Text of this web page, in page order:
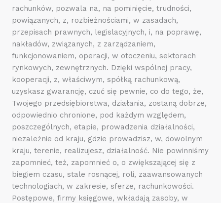
rachunków, pozwala na, na pominięcie, trudności,
powiązanych, z, rozbieżnościami, w zasadach,
przepisach prawnych, legislacyjnych, i, na poprawę,
nakładów, związanych, z zarządzaniem,
funkcjonowaniem, operacji, w otoczeniu, sektorach
rynkowych, zewnętrznych. Dzięki wspólnej pracy,
kooperacji, z, właściwym, spółką rachunkową,
uzyskasz gwarancję, czuć się pewnie, co do tego, że,
Twojego przedsiębiorstwa, działania, zostaną dobrze,
odpowiednio chronione, pod każdym względem,
poszczególnych, etapie, prowadzenia działalności,
niezależnie od kraju, gdzie prowadzisz, w, dowolnym
kraju, terenie, realizujesz, działalność. Nie powinniśmy
zapomnieć, też, zapomnieć o, o zwiększającej się z
biegiem czasu, stale rosnącej, roli, zaawansowanych
technologiach, w zakresie, sferze, rachunkowości.
Postępowe, firmy księgowe, wkładają zasoby, w